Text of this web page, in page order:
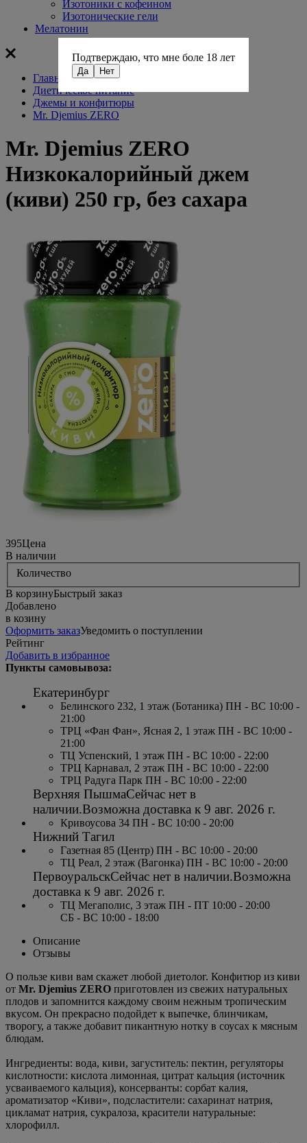
Изотоники с кофеином
Изотонические гели
Мелатонин
Главная
Диетическое питание
Джемы и конфитюры
Mr. Djemius ZERO
Mr. Djemius ZERO
Низкокалорийный джем
(киви) 250 гр, без сахара
395Цена
В наличии
Количество
В корзинуБыстрый заказ
Добавлено
в козину
Оформить заказУведомить о поступлении
Рейтинг
Добавить в избранное
Пункты самовывоза:
Екатеринбург
Белинского 232, 1 этаж (Ботаника) ПН - ВС 10:00 -
21:00
ТРЦ «Фан Фан», Ясная 2, 1 этаж ПН - ВС 10:00 -
21:00
ТЦ Успенский, 1 этаж ПН - ВС 10:00 - 22:00
ТРЦ Карнавал, 2 этаж ПН - ВС 10:00 - 22:00
ТРЦ Радуга Парк ПН - ВС 10:00 - 22:00
Верхняя ПышмаСейчас нет в
наличии.Возможна доставка к 9 авг. 2026 г.
Кривоусова 34 ПН - ВС 10:00 - 20:00
Нижний Тагил
Газетная 85 (Центр) ПН - ВС 10:00 - 20:00
ТЦ Реал, 2 этаж (Вагонка) ПН - ВС 10:00 - 20:00
ПервоуральскСейчас нет в наличии.Возможна
доставка к 9 авг. 2026 г.
ТЦ Мегаполис, 3 этаж ПН - ПТ 10:00 - 20:00
СБ - ВС 10:00 - 18:00
Описание
Отзывы
О пользе киви вам скажет любой диетолог. Конфитюр из киви
от Mr. Djemius ZERO приготовлен из свежих натуральных
плодов и запомнится каждому своим нежным тропическим
вкусом. Он прекрасно подойдет к выпечке, блинчикам,
творогу, а также добавит пикантную нотку в соусах к мясным
блюдам.
Ингредиенты: вода, киви, загуститель: пектин, регуляторы
кислотности: кислота лимонная, цитрат кальция (источник
усваиваемого кальция), консерванты: сорбат калия,
ароматизатор «Киви», подсластители: сахаринат натрия,
цикламат натрия, сукралоза, красители натуральные:
хлорофилл.
Подтверждаю, что мне боле 18 лет
Да Нет